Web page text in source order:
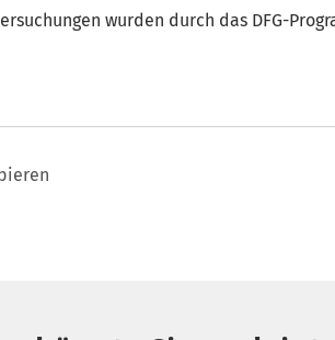
wurden durch das DFG-